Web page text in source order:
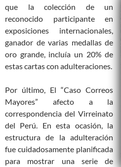
que la colección de un
reconocido participante en
exposiciones internacionales,
ganador de varias medallas de
oro grande, incluía un 20% de
estas cartas con adulteraciones.
Por último, El “Caso Correos
Mayores” afecto a la
correspondencia del Virreinato
del Perú. En esta ocasión, la
estructura de la adulteración
fue cuidadosamente planificada
para mostrar una serie de